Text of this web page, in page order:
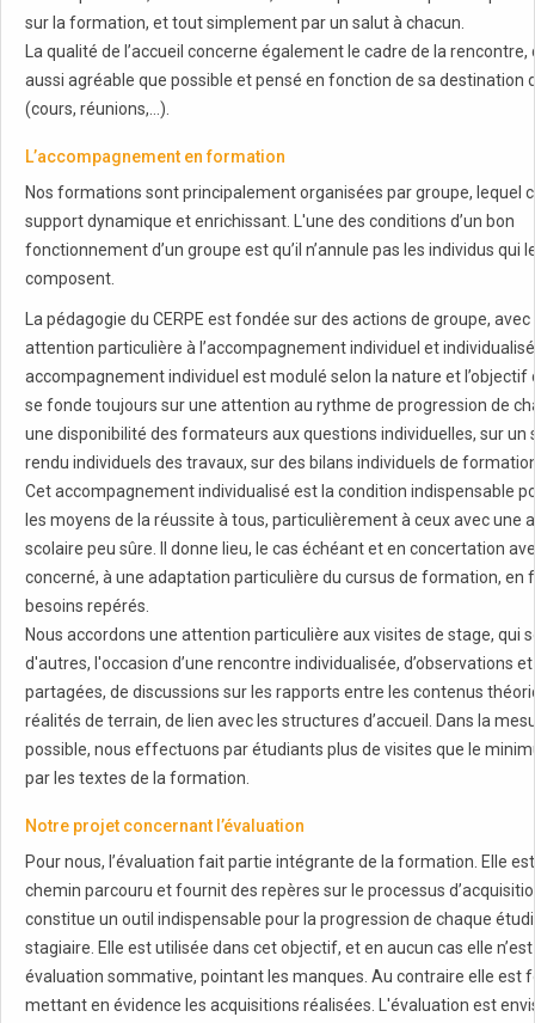
sur la formation, et tout simplement par un salut à chacun.
La qualité de l’accueil concerne également le cadre de la rencontre,
aussi agréable que possible et pensé en fonction de sa destination
(cours, réunions,…).
L’accompagnement en formation
Nos formations sont principalement organisées par groupe, lequel
support dynamique et enrichissant. L'une des conditions d’un bon
fonctionnement d’un groupe est qu’il n’annule pas les individus qui
composent.
La pédagogie du CERPE est fondée sur des actions de groupe, avec
attention particulière à l’accompagnement individuel et
accompagnement individuel est modulé selon la nature et l’objectif
se fonde toujours sur une attention au rythme de progression de
une disponibilité des formateurs aux questions individuelles, sur un
rendu individuels des travaux, sur des bilans individuels de
Cet accompagnement individualisé est la condition indispensable
les moyens de la réussite à tous, particulièrement à ceux avec une
scolaire peu sûre. Il donne lieu, le cas échéant et en concertation
concerné, à une adaptation particulière du cursus de formation, en
besoins repérés.
Nous accordons une attention particulière aux visites de stage, qui
d'autres, l'occasion d’une rencontre individualisée, d’observations
partagées, de discussions sur les rapports entre les contenus
réalités de terrain, de lien avec les structures d’accueil. Dans la
possible, nous effectuons par étudiants plus de visites que le
par les textes de la formation.
Notre projet concernant l’évaluation
Pour nous, l’évaluation fait partie intégrante de la formation. Elle
chemin parcouru et fournit des repères sur le processus
constitue un outil indispensable pour la progression de chaque
stagiaire. Elle est utilisée dans cet objectif, et en aucun cas elle
évaluation sommative, pointant les manques. Au contraire elle est
mettant en évidence les acquisitions réalisées. L'évaluation est